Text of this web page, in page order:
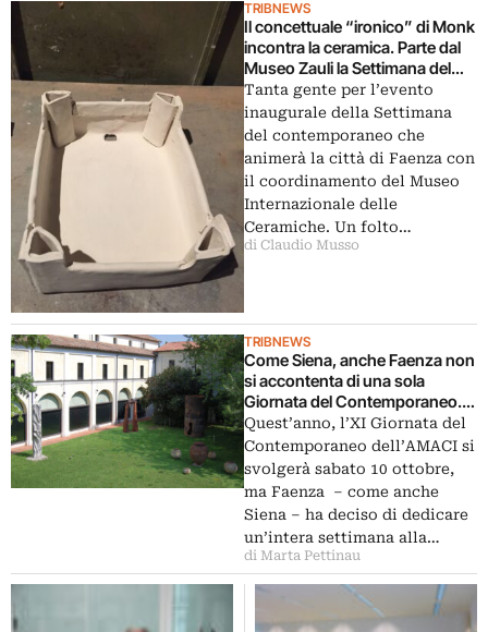
TRIBNEWS
Il concettuale “ironico” di Monk
incontra la ceramica. Parte dal
Museo Zauli la Settimana del
contemporaneo di Faenza:
ecco le immagini
Tanta gente per l’evento
inaugurale della Settimana
del contemporaneo che
animerà la città di Faenza con
il coordinamento del Museo
Internazionale delle
Ceramiche. Un folto…
di Claudio Musso
TRIBNEWS
Come Siena, anche Faenza non
si accontenta di una sola
Giornata del Contemporaneo.
Dal 5 al 10 ottobre, musei aperti
e mostre sparse, da Monk a
Vascellari
Quest’anno, l’XI Giornata del
Contemporaneo dell’AMACI si
svolgerà sabato 10 ottobre,
ma Faenza – come anche
Siena – ha deciso di dedicare
un’intera settimana alla…
di Marta Pettinau